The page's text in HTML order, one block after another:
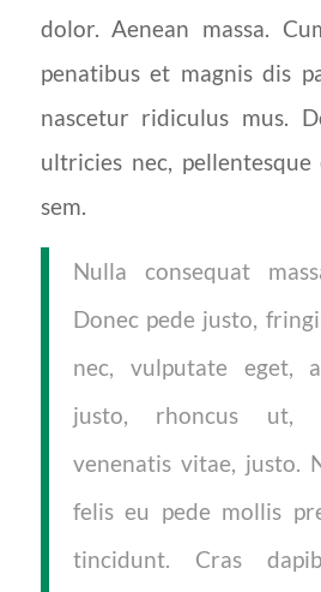
dolor. Aenean massa.
penatibus et magnis dis
nascetur ridiculus mus.
ultricies nec,
sem.
Nulla consequat
Donec pede justo,
nec, vulputate eget,
justo, rhoncus ut,
venenatis vitae, justo.
felis eu pede mollis
tincidunt. Cras